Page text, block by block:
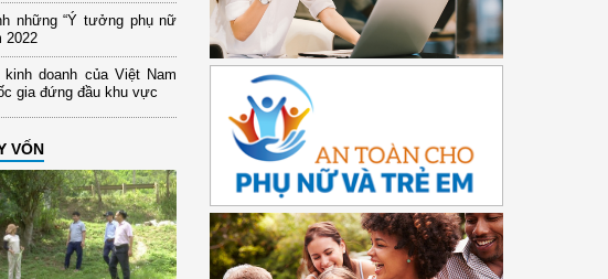
những “Ý tưởng phụ nữ
2022
doanh của Việt Nam
gia đứng đầu khu vực
VỐN